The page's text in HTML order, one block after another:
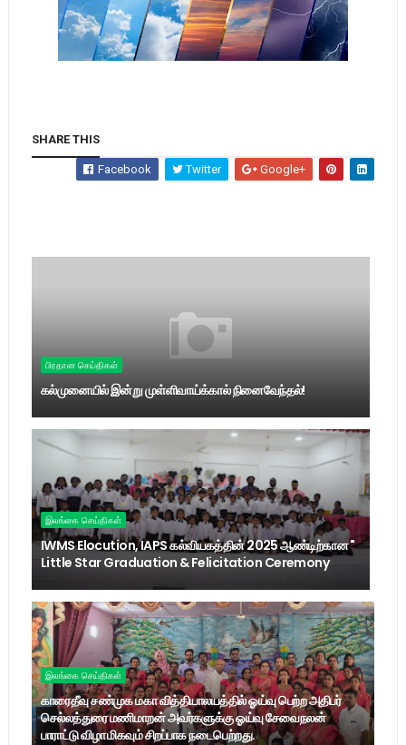
SHARE THIS
Facebook Twitter Google+
பிரதான செய்திகள்
கல்முனையில் இன்று முள்ளிவாய்க்கால் நினைவேந்தல்!
இலங்கை செய்திகள்
IWMS Elocution, IAPS கல்வியகத்தின் 2025 ஆண்டிற்கான "
Little Star Graduation & Felicitation Ceremony
இலங்கை செய்திகள்
காரைதீவு சண்முக மகா வித்தியாலயத்தில் ஓய்வு பெற்ற அதிபர்
செல்லத்துரை மணிமாறன் அவர்களுக்கு ஓய்வு சேவைநலன்
பாராட்டு விழா மிகவும் சிறப்பாக நடைபெற்றது.